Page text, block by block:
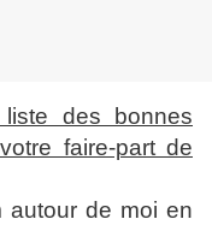
des bonnes
faire-part de
de moi en